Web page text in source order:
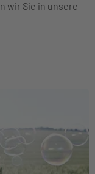
wir Sie in unsere